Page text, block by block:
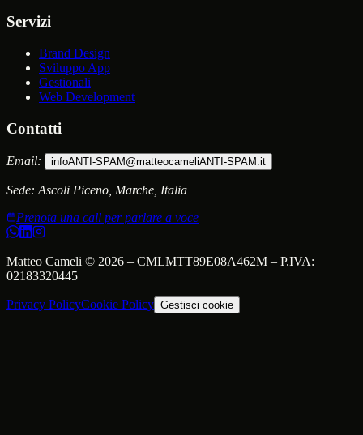
Servizi
Brand Design
Sviluppo App
Gestionali
Web Development
Contatti
Email: infoANTI-SPAM@matteocameliANTI-SPAM .it
Sede: Ascoli Piceno, Marche, Italia
Prenota una call per parlare a voce
Matteo Cameli © 2026 – CMLMTT89E08A462M – P.IVA:
02183320445
Privacy PolicyCookie Policy Gestisci cookie